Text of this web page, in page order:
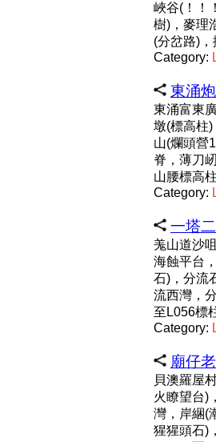
峽谷(！！
樹)，麥理
(分岔路)
Category:
東涌
東涌富東
墩(標高柱
山(爛頭營
脊，薄刀
山腰標高
Category:
一塔
羗山道沙
海蝕平台
石)，分流
流西灣，
至L056標
Category:
廟仔
貝澳羅屋
火瞭望台)
灣，岸綑(
猩猩頭石)